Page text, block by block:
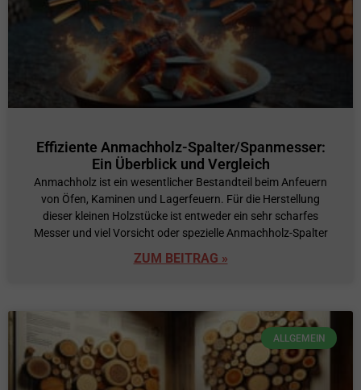
Effiziente Anmachholz-Spalter/Spanmesser:
Ein Überblick und Vergleich
Anmachholz ist ein wesentlicher Bestandteil beim Anfeuern
von Öfen, Kaminen und Lagerfeuern. Für die Herstellung
dieser kleinen Holzstücke ist entweder ein sehr scharfes
Messer und viel Vorsicht oder spezielle Anmachholz-Spalter
ZUM BEITRAG »
ALLGEMEIN